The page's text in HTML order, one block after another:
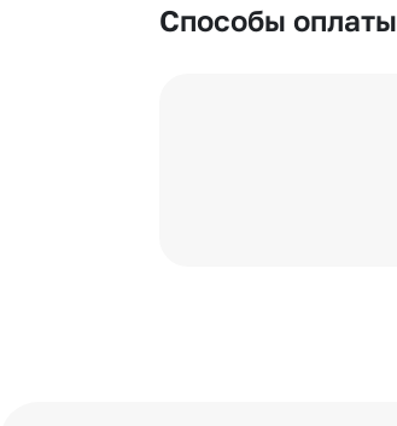
Способы оплаты